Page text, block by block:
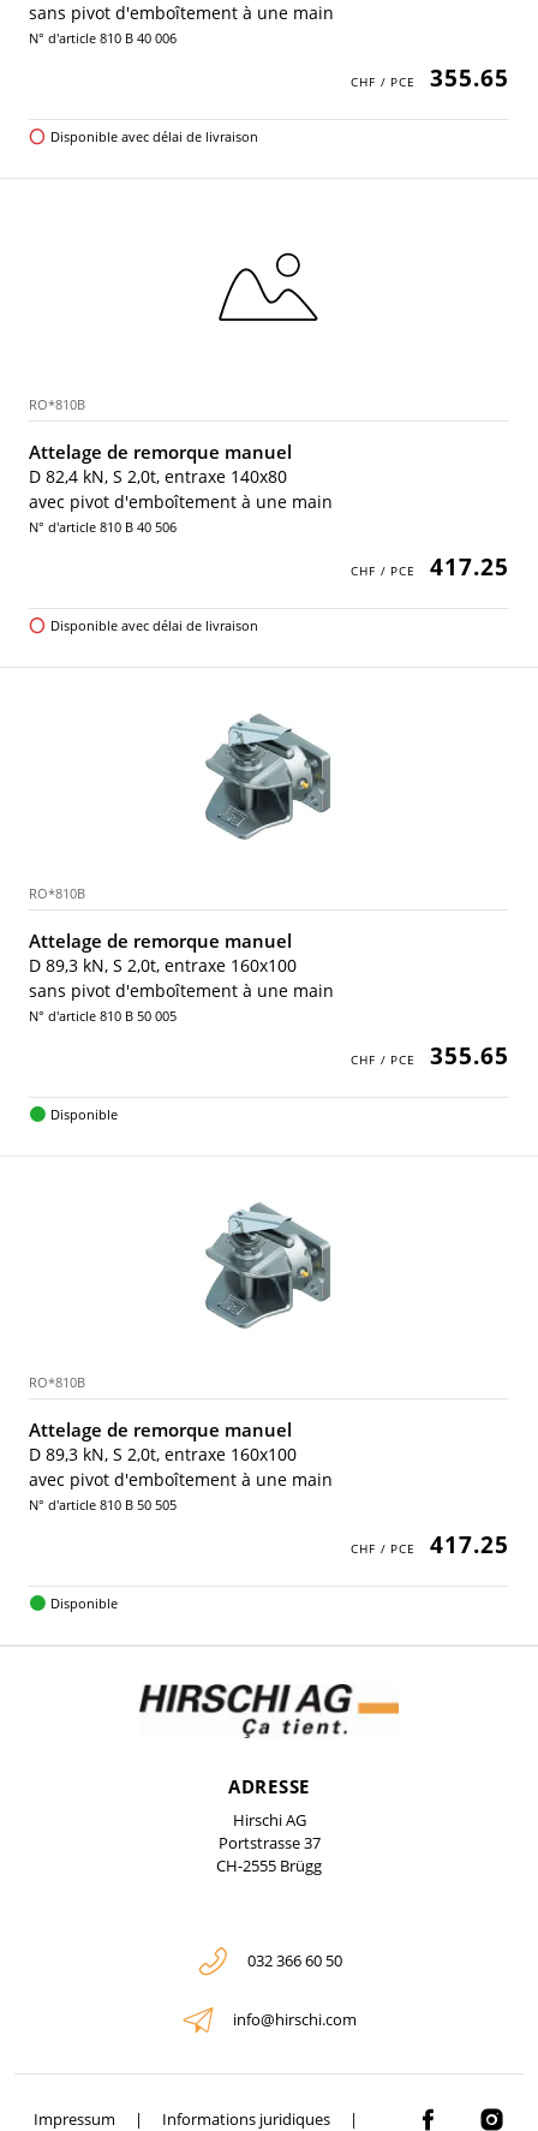
sans pivot d'emboîtement à une main
N° d'article 810 B 40 006
355.65
Disponible avec délai de livraison
RO*810B
Attelage de remorque manuel
D 82,4 kN, S 2,0t, entraxe 140x80
avec pivot d'emboîtement à une main
N° d'article 810 B 40 506
417.25
Disponible avec délai de livraison
RO*810B
Attelage de remorque manuel
D 89,3 kN, S 2,0t, entraxe 160x100
sans pivot d'emboîtement à une main
N° d'article 810 B 50 005
355.65
Disponible
RO*810B
Attelage de remorque manuel
D 89,3 kN, S 2,0t, entraxe 160x100
avec pivot d'emboîtement à une main
N° d'article 810 B 50 505
417.25
Disponible
ADRESSE
Hirschi AG
Portstrasse 37
CH-2555 Brügg
032 366 60 50
info@hirschi.com
Impressum Informations juridiques